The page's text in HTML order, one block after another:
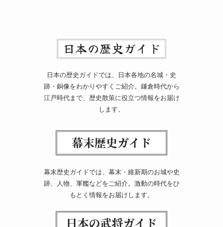
日本の歴史ガイドでは、日本各地の名城・史
跡・銅像をわかりやすくご紹介。鎌倉時代から
江戸時代まで、歴史散策に役立つ情報をお届け
します。
幕末歴史ガイドでは、幕末・維新期のお城や史
跡、人物、軍艦などをご紹介。激動の時代をひ
もとく情報をお届けします。